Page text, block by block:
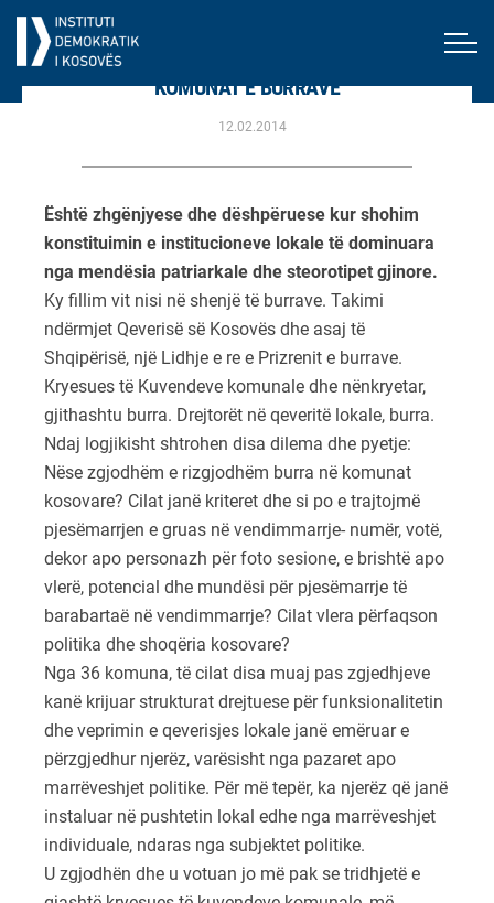
KOMUNAT E BURRAVE
12.02.2014
Është zhgënjyese dhe dëshpëruese kur shohim
konstituimin e institucioneve lokale të dominuara
nga mendësia patriarkale dhe steorotipet gjinore.
Ky fillim vit nisi në shenjë të burrave. Takimi
ndërmjet Qeverisë së Kosovës dhe asaj të
Shqipërisë, një Lidhje e re e Prizrenit e burrave.
Kryesues të Kuvendeve komunale dhe nënkryetar,
gjithashtu burra. Drejtorët në qeveritë lokale, burra.
Ndaj logjikisht shtrohen disa dilema dhe pyetje:
Nëse zgjodhëm e rizgjodhëm burra në komunat
kosovare? Cilat janë kriteret dhe si po e trajtojmë
pjesëmarrjen e gruas në vendimmarrje- numër, votë,
dekor apo personazh për foto sesione, e brishtë apo
vlerë, potencial dhe mundësi për pjesëmarrje të
barabartaë në vendimmarrje? Cilat vlera përfaqson
politika dhe shoqëria kosovare?
Nga 36 komuna, të cilat disa muaj pas zgjedhjeve
kanë krijuar strukturat drejtuese për funksionalitetin
dhe veprimin e qeverisjes lokale janë emëruar e
përzgjedhur njerëz, varësisht nga pazaret apo
marrëveshjet politike. Për më tepër, ka njerëz që janë
instaluar në pushtetin lokal edhe nga marrëveshjet
individuale, ndaras nga subjektet politike.
U zgjodhën dhe u votuan jo më pak se tridhjetë e